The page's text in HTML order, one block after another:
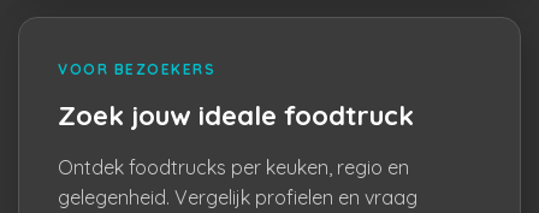
VOOR BEZOEKERS
Zoek jouw ideale foodtruck
Ontdek foodtrucks per keuken, regio en
gelegenheid. Vergelijk profielen en vraag